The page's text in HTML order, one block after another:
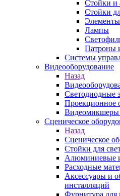
Стойки и
Стойки
Элементы
Лампы
Патроны
Системы
Видеооборудование
Назад
Светодиодные
Проекционное
Видеомикшеры
Сценическое
Назад
Сценическое
Стойки для
Алюминиевые
Расходные
Аксессуары и
инсталляций
Фурнитура для